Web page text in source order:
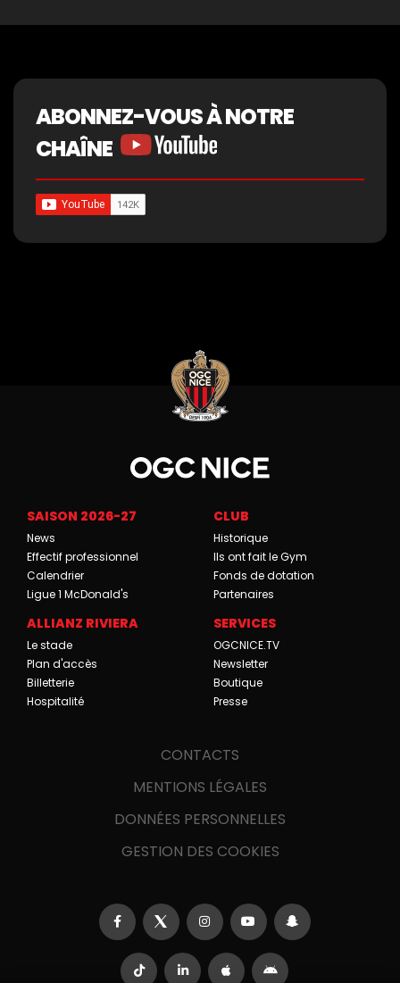
ABONNEZ-VOUS À NOTRE
CHAÎNE
SAISON 2026-27
News
Effectif professionnel
Calendrier
Ligue 1 McDonald's
CLUB
Historique
Ils ont fait le Gym
Fonds de dotation
Partenaires
ALLIANZ RIVIERA
Le stade
Plan d'accès
Billetterie
Hospitalité
SERVICES
OGCNICE.TV
Newsletter
Boutique
Presse
CONTACTS
MENTIONS LÉGALES
DONNÉES PERSONNELLES
GESTION DES COOKIES